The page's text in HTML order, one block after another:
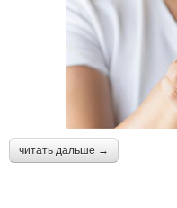
читать дальше →